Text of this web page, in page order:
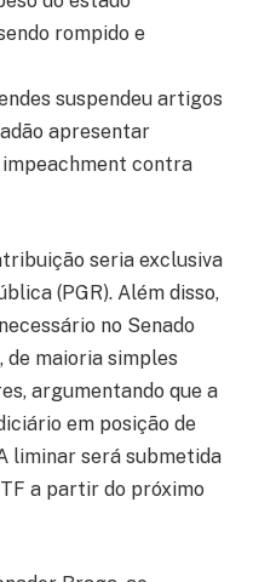
rompido e
suspendeu artigos
apresentar
contra
seria exclusiva
(PGR). Além disso,
no Senado
de maioria simples
argumentando que a
em posição de
liminar será submetida
a partir do próximo